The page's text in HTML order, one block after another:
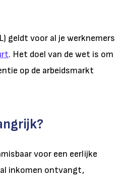
geldt voor al je werknemers
. Het doel van de wet is om
op de arbeidsmarkt
voor een eerlijke
inkomen ontvangt,